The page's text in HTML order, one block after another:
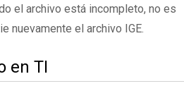
el archivo está incompleto, no es
nuevamente el archivo IGE.
en TI